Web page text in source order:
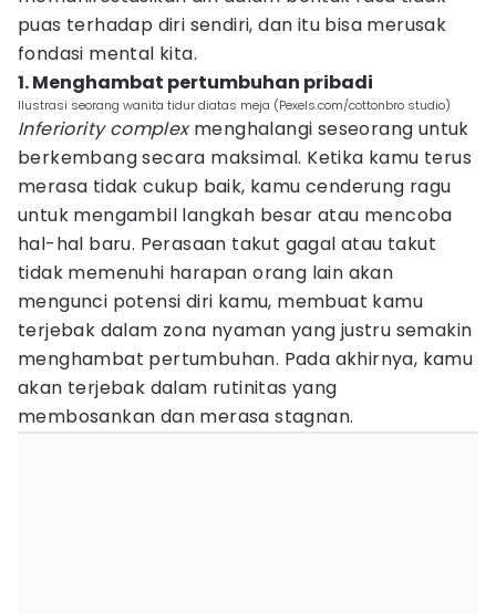
puas terhadap diri sendiri, dan itu bisa merusak
fondasi mental kita.
1. Menghambat pertumbuhan pribadi
Ilustrasi seorang wanita tidur diatas meja (Pexels.com/cottonbro studio)
Inferiority complexmenghalangi seseorang untuk
berkembang secara maksimal. Ketika kamu terus
merasa tidak cukup baik, kamu cenderung ragu
untuk mengambil langkah besar atau mencoba
hal-hal baru. Perasaan takut gagal atau takut
tidak memenuhi harapan orang lain akan
mengunci potensi diri kamu, membuat kamu
terjebak dalam zona nyaman yang justru semakin
menghambat pertumbuhan. Pada akhirnya, kamu
akan terjebak dalam rutinitas yang
membosankan dan merasa stagnan.